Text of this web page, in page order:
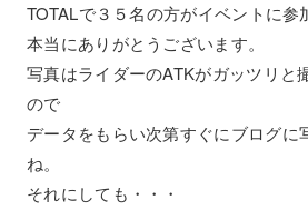
TOTALで３５名の方がイベントに参
本当にありがとうございます。
写真はライダーのATKがガッツリと
ので
データをもらい次第すぐにブログに
ね。
それにしても・・・